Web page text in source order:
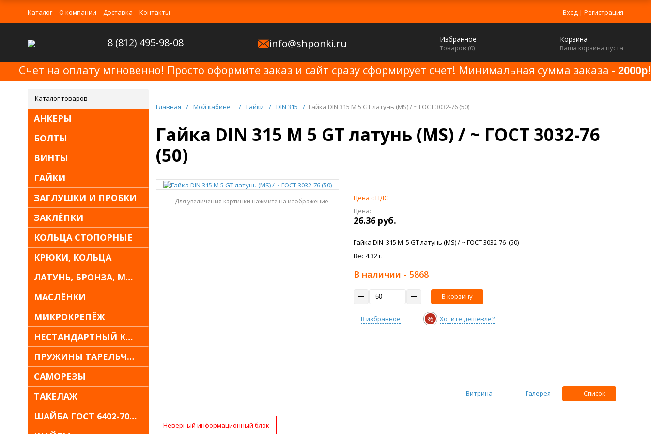
Вход | Регистрация
Каталог О компании Доставка Контакты
8 (812) 495-98-08 info@shponki.ru Избранное
Товаров (0)
Корзина
Ваша корзина пуста
Счет на оплату мгновенно! Просто оформите заказ и сайт сразу сформирует счет! Минимальная сумма заказа - 2000р!
Каталог товаров
АНКЕРЫ
БОЛТЫ
ВИНТЫ
ГАЙКИ
ЗАГЛУШКИ И ПРОБКИ
ЗАКЛЁПКИ
КОЛЬЦА СТОПОРНЫЕ
КРЮКИ, КОЛЬЦА
ЛАТУНЬ, БРОНЗА, МЕДЬ
МАСЛЁНКИ
МИКРОКРЕПЁЖ
НЕСТАНДАРТНЫЙ КРЕПЁЖ
ПРУЖИНЫ ТАРЕЛЬЧАТЫЕ
САМОРЕЗЫ
ТАКЕЛАЖ
ШАЙБА ГОСТ 6402-70 30Х13
Главная / Мой кабинет / Гайки / DIN 315 / Гайка DIN 315 M 5 GT латунь (MS) / ~ ГОСТ 3032-76 (50)
Гайка DIN 315 M 5 GT латунь (MS) / ~ ГОСТ 3032-76
(50)
Для увеличения картинки нажмите на изображение
Цена с НДС
Цена:
26.36 руб.
Гайка DIN 315 M 5 GT латунь (MS) / ~ ГОСТ 3032-76 (50)
Вес 4.32 г.
В наличии - 5868
В корзину
В избранное % Хотите дешевле?
Список
Галерея
Витрина
Неверный информационный блок